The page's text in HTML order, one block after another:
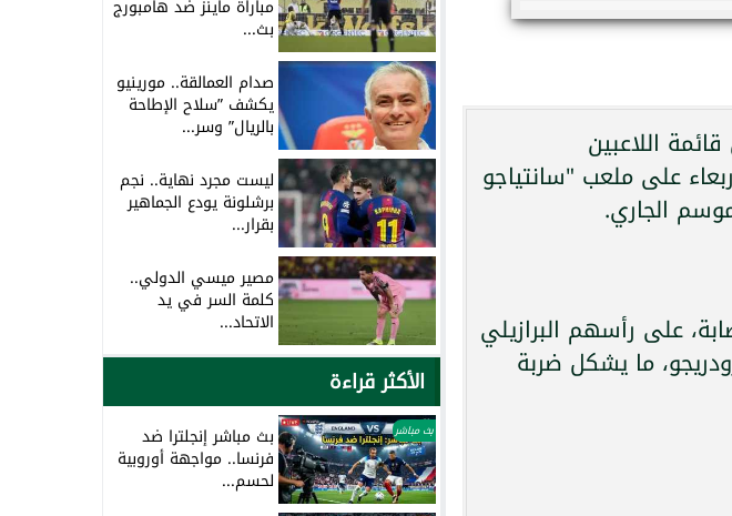
اللاعبين
على ملعب "سانتياجو
على رأسهم البرازيلي
ما يشكل ضربة
مباراة ماينز ضد هامبورج
بث...
صدام العمالقة.. مورينيو
يكشف ”سلاح الإطاحة
بالريال” وسر...
ليست مجرد نهاية.. نجم
برشلونة يودع الجماهير
بقرار...
مصير ميسي الدولي..
كلمة السر في يد
الاتحاد...
الأكثر قراءة
بث مباشر بث مباشر إنجلترا ضد
فرنسا.. مواجهة أوروبية
لحسم...